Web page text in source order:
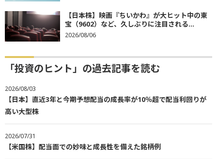
【日本株】映画『ちいかわ』が大ヒット中の東
宝（9602）など、久しぶりに注目される...
2026/08/06
「投資のヒント」の過去記事を読む
2026/08/03
【日本】直近3年と今期予想配当の成長率が10％超で配当利回りが
高い大型株
2026/07/31
【米国株】配当面での妙味と成長性を備えた銘柄例